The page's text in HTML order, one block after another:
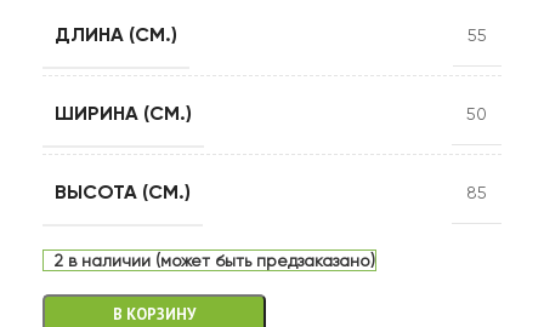
ДЛИНА (СМ.) 55
ШИРИНА (СМ.) 50
ВЫСОТА (СМ.) 85
2 в наличии (может быть предзаказано)
В КОРЗИНУ